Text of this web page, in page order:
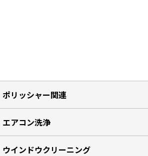
ポリッシャー関連
エアコン洗浄
ウインドウクリーニング